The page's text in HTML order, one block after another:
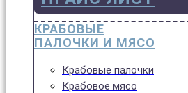
КРАБОВЫЕ
ПАЛОЧКИ И МЯСО
Крабовые палочки
Крабовое мясо